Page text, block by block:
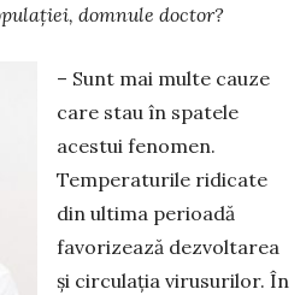
domnule doctor?
– Sunt mai multe cauze
care stau în spatele
acestui fenomen.
Temperaturile ridicate
din ulti­ma perioadă
favorizează dezvoltarea
și circulația virusurilor. În